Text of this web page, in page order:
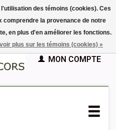
EUR
GBPFrançais
Nederlands
Español
PANIER (€0,00)
MON COMPTE
des témoins (cookies). Ces
la provenance de notre
en plus d'en améliorer les fonctions.
plus sur les témoins (cookies) »